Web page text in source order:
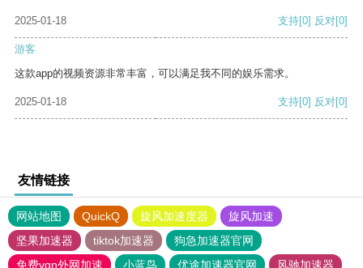
2025-01-18 支持[0] 反对[0]
游客
这款app的视频资源非常丰富，可以满足我不同的娱乐需求。
2025-01-18 支持[0] 反对[0]
友情链接
网站地图 QuickQ 旋风加速度器
旋风加速
坚果加速器
tiktok加速器
狗急加速器官网
免费vqn外网加速
小蓝鸟 优途加速器官网
风驰加速器